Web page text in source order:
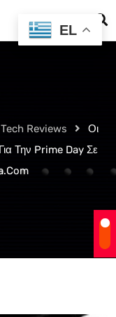
Tech Reviews
Οι
Την Prime Day Σε
EL